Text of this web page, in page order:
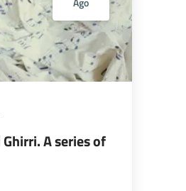
A series of